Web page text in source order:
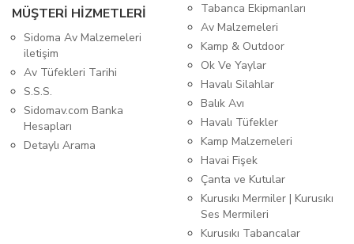
MÜŞTERİ HİZMETLERİ
Sidoma Av Malzemeleri
iletişim
Av Tüfekleri Tarihi
S.S.S.
Sidomav.com Banka
Hesapları
Detaylı Arama
Tabanca Ekipmanları
Av Malzemeleri
Kamp & Outdoor
Ok Ve Yaylar
Havalı Silahlar
Balık Avı
Havalı Tüfekler
Kamp Malzemeleri
Havai Fişek
Çanta ve Kutular
Kurusıkı Mermiler | Kurusıkı
Ses Mermileri
Kurusıkı Tabancalar